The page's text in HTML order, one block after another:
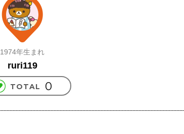
1974年生まれ
ruri119
TOTAL 0